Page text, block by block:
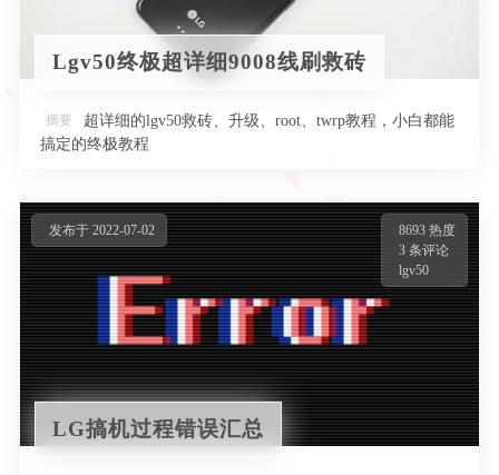
WordPress
Html+Css
Java
MySQL
Spring
Vue
专题
Java开发工程师
课程
Download
关于我
朋の友
说说
登录
Lgv50终极超详细9008线刷救砖
摘要
超详细的lgv50救砖、升级、root、twrp教程，小白都能
搞定的终极教程
发布于 2022-07-02
8693 热度
3 条评论
lgv50
LG搞机过程错误汇总